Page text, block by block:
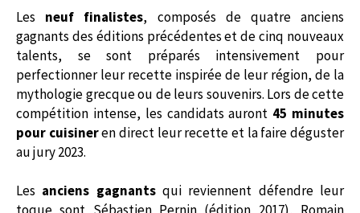
Les neuf finalistes, composés de quatre anciens
gagnants des éditions précédentes et de cinq nouveaux
talents, se sont préparés intensivement pour
perfectionner leur recette inspirée de leur région, de la
mythologie grecque ou de leurs souvenirs. Lors de cette
compétition intense, les candidats auront 45 minutes
pour cuisineren direct leur recette et la faire déguster
au jury 2023.
Les anciens gagnantsqui reviennent défendre leur